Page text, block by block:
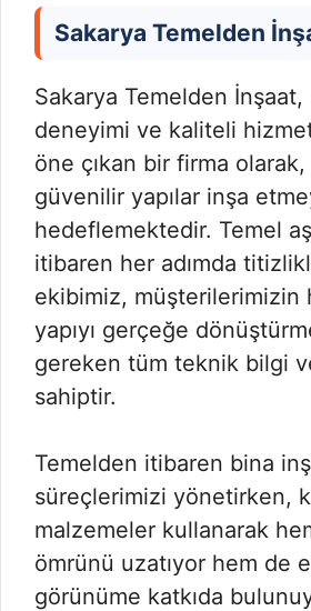
Sakarya Temelden
Sakarya Temelden
deneyimi ve kaliteli hizmet
öne çıkan bir firma
güvenilir yapılar inşa
hedeflemektedir. Temel
itibaren her adımda
ekibimiz, müşterilerimizin
yapıyı gerçeğe
gereken tüm teknik bilgi
sahiptir.
Temelden itibaren bina
süreçlerimizi yönetirken,
malzemeler kullanarak
ömrünü uzatıyor hem de
görünüme katkıda